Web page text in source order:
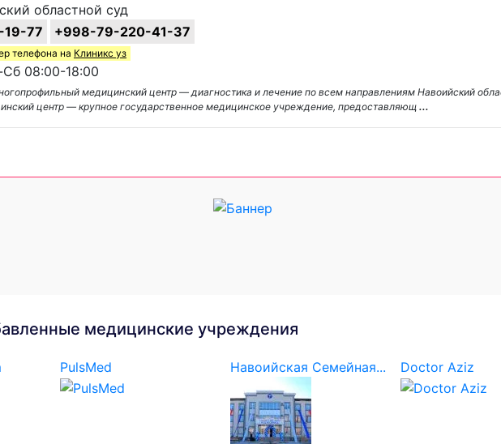
областной суд
77 +998-79-220-41-37
телефона на Клиникс уз
08:00-18:00
медицинский центр — диагностика и лечение по всем направлениям Навоийский
центр — крупное государственное медицинское учреждение, предоставляющ ...
медицинские учреждения
PulsMed Навоийская Семейная... Doctor Aziz